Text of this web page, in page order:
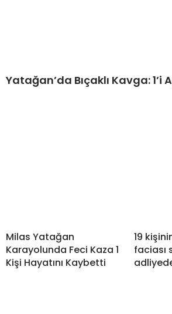
Yatağan’da Bıçaklı Kavga: 1’i
Milas Yatağan
Karayolunda Feci Kaza 1
Kişi Hayatını Kaybetti
19
faciası